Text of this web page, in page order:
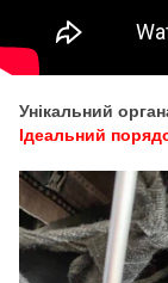
Унікальний
Ідеальний